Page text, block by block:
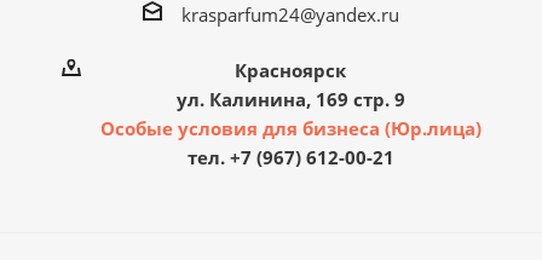
krasparfum24@yandex.ru
Красноярск
ул. Калинина, 169 стр. 9
Особые условия для бизнеса (Юр.лица)
тел. +7 (967) 612-00-21